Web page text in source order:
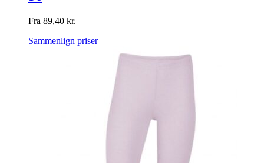
Fra 89,40 kr.
Sammenlign priser